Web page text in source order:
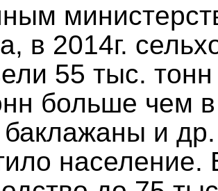
в 2014г.
55 тыс.
больше чем
баклажаны и
население.